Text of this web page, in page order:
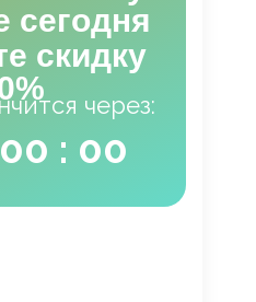
сегодня
скидку
через:
: 00